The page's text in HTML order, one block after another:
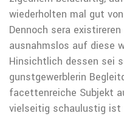
wiederholten mal gut
Dennoch sera
ausnahmslos auf diese
Hinsichtlich dessen sei
gunstgewerblerin
facettenreiche Subjekt
vielseitig schaulustig ist